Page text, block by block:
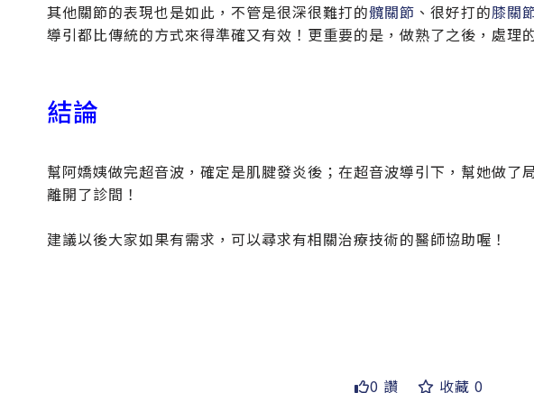
其他關節的表現也是如此，不管是很深很難打的髖關節 、很好打的膝關
導引都比傳統的方式來得準確又有效！更重要的是，做熟了之後，處理
結論
幫阿嬌姨做完超音波，確定是肌腱發炎後；在超音波導引下，幫她做了
離開了診間！
建議以後大家如果有需求，可以尋求有相關治療技術的醫師協助喔！
0 讚 收藏 0